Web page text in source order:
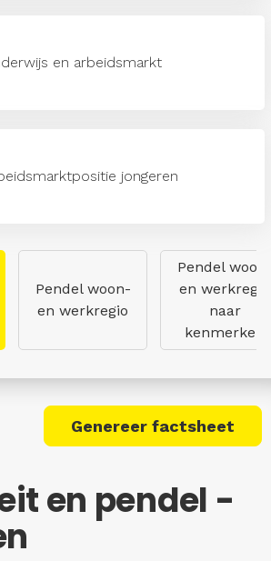
en arbeidsmarkt
jongeren
Pendel woon-
en werkregio
Pendel
en werkregio
naar
kenmerken
Genereer factsheet
en pendel -